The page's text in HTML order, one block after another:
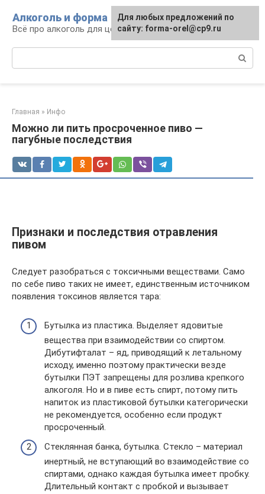
контенту
Алкоголь и форма
Всё про алкоголь для ценителей
Главная » Инфо
Можно ли пить просроченное пиво —
пагубные последствия
Признаки и последствия отравления
пивом
Следует разобраться с токсичными веществами. Само
по себе пиво таких не имеет, единственным источником
появления токсинов является тара:
Бутылка из пластика. Выделяет ядовитые
вещества при взаимодействии со спиртом.
Дибутифталат – яд, приводящий к летальному
исходу, именно поэтому практически везде
бутылки ПЭТ запрещены для розлива крепкого
алкоголя. Но и в пиве есть спирт, потому пить
напиток из пластиковой бутылки категорически
не рекомендуется, особенно если продукт
просроченный.
Стеклянная банка, бутылка. Стекло – материал
инертный, не вступающий во взаимодействие со
спиртами, однако каждая бутылка имеет пробку.
Длительный контакт с пробкой и вызывает
Для любых предложений по
сайту: forma-orel@cp9.ru